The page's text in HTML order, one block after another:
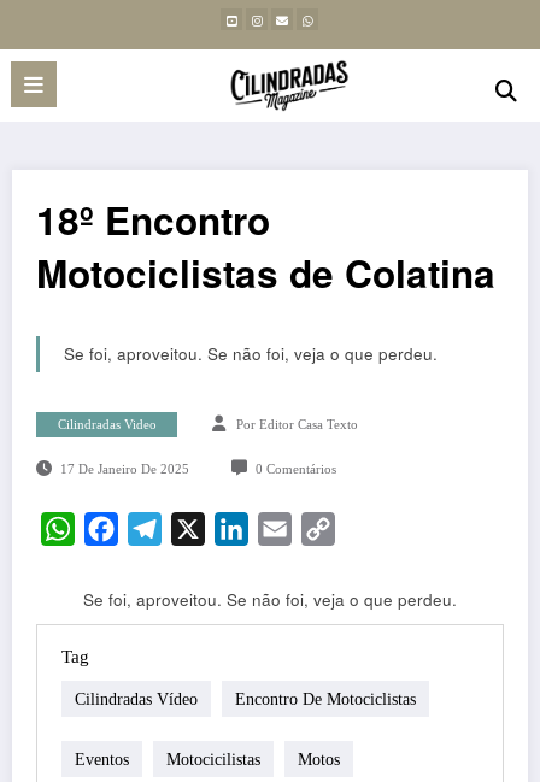
18º Encontro
Motociclistas de Colatina
Se foi, aproveitou. Se não foi, veja o que perdeu.
Cilindradas Video Por Editor Casa Texto
17 De Janeiro De 2025 0 Comentários
WhatsAppFacebookTelegram LinkedIn
Email
Se foi, aproveitou. Se não foi, veja o que perdeu.
Tag
Cilindradas Vídeo Encontro De Motociclistas
Eventos Motocicilistas Motos